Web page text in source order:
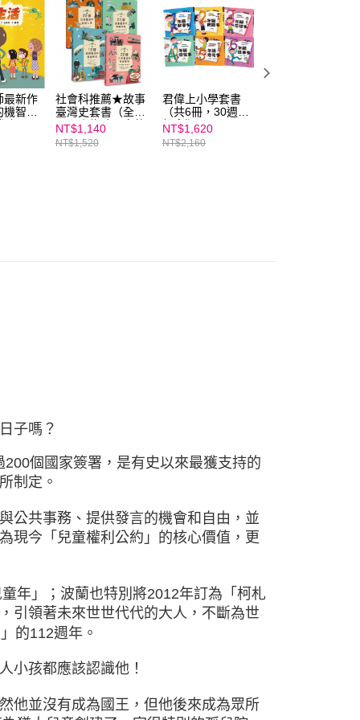
terms/#terms3
使用者請事先徵得法定代理人或監護人之同意方可使用
後付」，若未經同意申辦者引起之損失，本公司不負相關責
先享後付」時，將依據個別帳號之用戶狀況，依本公司
不同之上限額度；若仍有額度不足之情形，本公司將視審查
進行身份認證。
註冊多個帳號或使用他人資訊註冊。若發現惡意使用之情
股份有限公司將有權停止該用戶之使用額度並採取法律行
最新作
機智生
社會科推薦★故事
臺灣史套書（全4
冊）｜為孩子寫的
第一套歷史書
NT$1,140
NT$1,520
君偉上小學套書
（共6冊，30週年
紀念版）
NT$1,620
NT$2,160
子嗎？
個國家簽署，是有史以來最獲支持的
制定。
共事務、提供發言的機會和自由，並
現今「兒童權利公約」的核心價值，更
年」；波蘭也特別將2012年訂為「柯札
領著未來世世代代的大人，不斷為世
的112週年。
小孩都應該認識他！
他並沒有成為國王，但他後來成為眾所